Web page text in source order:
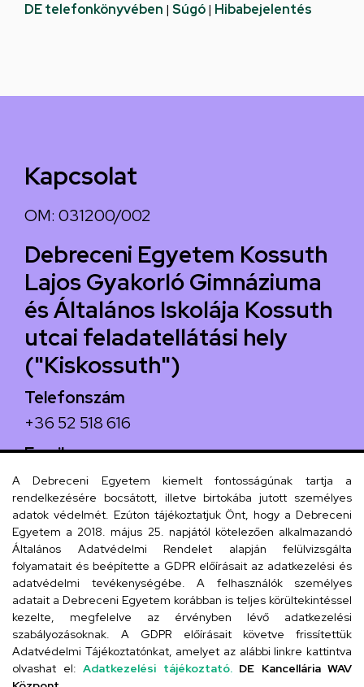
DE telefonkönyvében | Súgó| Hibabejelentés
Kapcsolat
OM: 031200/002
Debreceni Egyetem Kossuth
Lajos Gyakorló Gimnáziuma
és Általános Iskolája Kossuth
utcai feladatellátási hely
("Kiskossuth")
Telefonszám
+36 52 518 616
Email
iskola@kossuth-alt.unideb.hu
Cím
4024 Debrecen, Kossuth utca 33.
Szervezeti telefonkönyv
A Debreceni Egyetem kiemelt fontosságúnak tartja a
rendelkezésére bocsátott, illetve birtokába jutott személyes
adatok védelmét. Ezúton tájékoztatjuk Önt, hogy a Debreceni
Egyetem a 2018. május 25. napjától kötelezően alkalmazandó
Általános Adatvédelmi Rendelet alapján felülvizsgálta
folyamatait és beépítette a GDPR előírásait az adatkezelési és
adatvédelmi tevékenységébe. A felhasználók személyes
adatait a Debreceni Egyetem korábban is teljes körültekintéssel
kezelte, megfelelve az érvényben lévő adatkezelési
szabályozásoknak. A GDPR előírásait követve frissítettük
Adatvédelmi Tájékoztatónkat, amelyet az alábbi linkre kattintva
olvashat el: Adatkezelési tájékoztató. DE Kancellária WAV